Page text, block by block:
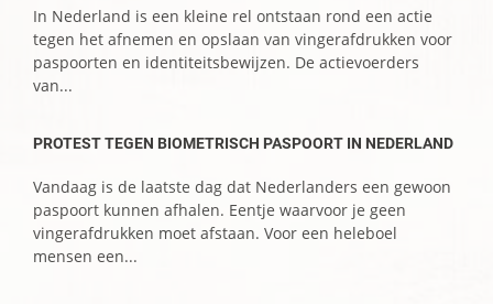
In Nederland is een kleine rel ontstaan rond een actie
tegen het afnemen en opslaan van vingerafdrukken voor
paspoorten en identiteitsbewijzen. De actievoerders
van...
PROTEST TEGEN BIOMETRISCH PASPOORT IN NEDERLAND
Vandaag is de laatste dag dat Nederlanders een gewoon
paspoort kunnen afhalen. Eentje waarvoor je geen
vingerafdrukken moet afstaan. Voor een heleboel
mensen een...